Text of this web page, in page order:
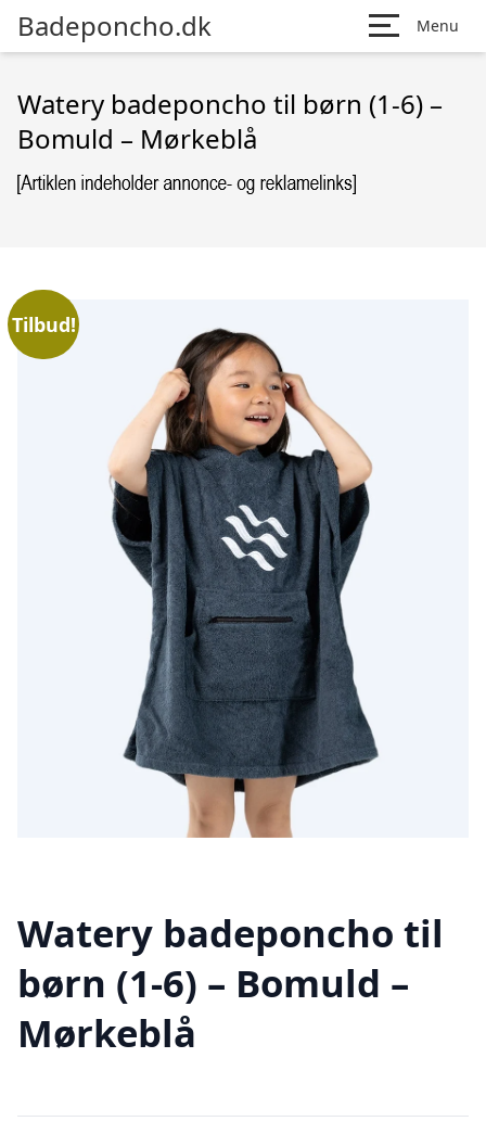
Badeponcho.dk Menu
Watery badeponcho til børn (1-6) –
Bomuld – Mørkeblå
Tilbud!
Watery badeponcho til
børn (1-6) – Bomuld –
Mørkeblå